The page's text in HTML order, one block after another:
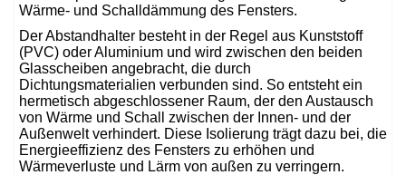
Wärme- und Schalldämmung des Fensters.
Der Abstandhalter besteht in der Regel aus Kunststoff
(PVC) oder Aluminium und wird zwischen den beiden
Glasscheiben angebracht, die durch
Dichtungsmaterialien verbunden sind. So entsteht ein
hermetisch abgeschlossener Raum, der den Austausch
von Wärme und Schall zwischen der Innen- und der
Außenwelt verhindert. Diese Isolierung trägt dazu bei, die
Energieeffizienz des Fensters zu erhöhen und
Wärmeverluste und Lärm von außen zu verringern.